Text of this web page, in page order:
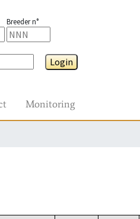
Breeder n°
Login
Monitoring